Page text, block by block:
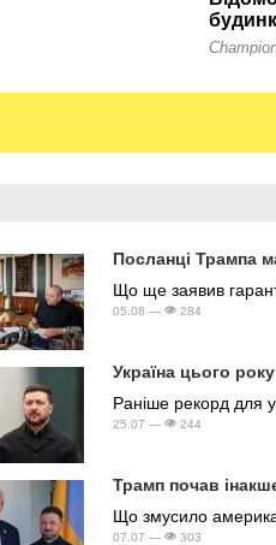
Посланці Трампа
Що ще заявив
05.08 — 284
Україна цього
Раніше рекорд для
25.07 — 244
Трамп почав
Що змусило
07.07 — 303